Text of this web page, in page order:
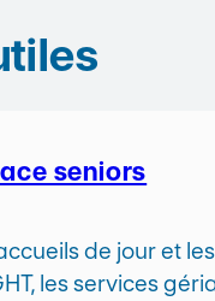
seniors
de jour et
les services